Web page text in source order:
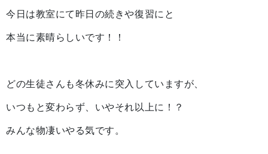
今日は教室にて昨日の続きや復習にと
本当に素晴らしいです！！
どの生徒さんも冬休みに突入していますが、
いつもと変わらず、いやそれ以上に！？
みんな物凄いやる気です。